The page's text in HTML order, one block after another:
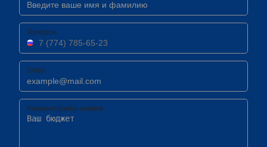
Телефон
Email
Комментарий к заявке